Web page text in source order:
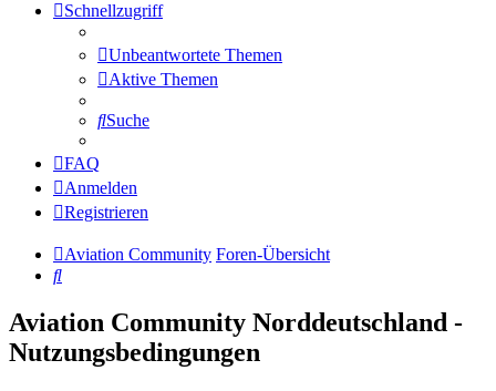
Schnellzugriff
Unbeantwortete Themen
Aktive Themen
Suche
FAQ
Anmelden
Registrieren
Aviation Community Foren-Übersicht
Suche
Aviation Community Norddeutschland -
Nutzungsbedingungen